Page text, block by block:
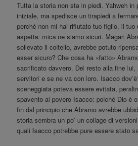
Tutta la storia non sta in piedi. Yahweh in
iniziale, ma spedisce un tirapiedi a
perché non mi hai rifiutato tuo figlio, il
aspetta: mica ne siamo sicuri. Magari
sollevato il coltello, avrebbe potuto
esser sicuro? Che cosa ha «fatto»
sacrificato davvero. Del resto alla fine lui,
servitori e se ne va con loro. Isacco
sceneggiata poteva essere evitata,
spavento al povero Isacco: poiché Dio è
fin dal principio che Abramo avrebbe
storia sembra un po’ un collage di
quali Isacco potrebbe pure essere stato